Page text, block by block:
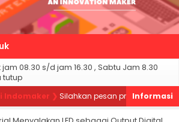
08.30 s/d jam 16.30 , Sabtu Jam 8.30
tutup
❯Silahkan pesan produk sesuai